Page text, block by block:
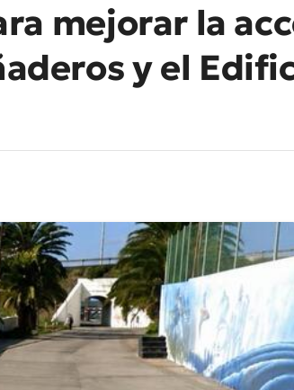
mejorar la
y el